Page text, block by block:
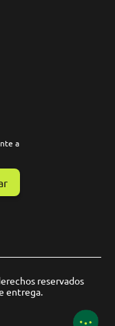
a
reservados
entrega.